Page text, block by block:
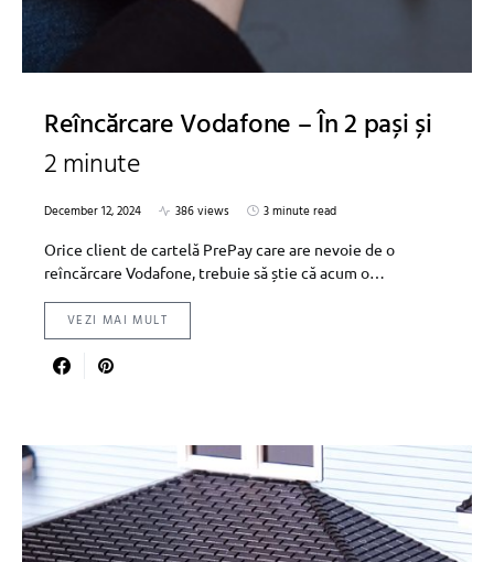
Reîncărcare Vodafone – În 2 pași și
2 minute
December 12, 2024 386 views
3 minute read
Orice client de cartelă PrePay care are nevoie de o
reîncărcare Vodafone, trebuie să știe că acum o…
VEZI MAI MULT